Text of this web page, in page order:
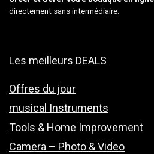
directement sans intermédiaire.
Les meilleurs DEALS
Offres du jour
musical Instruments
Tools & Home Improvement
Camera – Photo & Video